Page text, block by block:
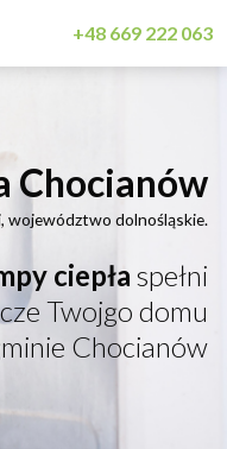
+48 669 222 063
Chocianów
województwo dolnośląskie.
ciepła spełni
Twojgo domu
Chocianów